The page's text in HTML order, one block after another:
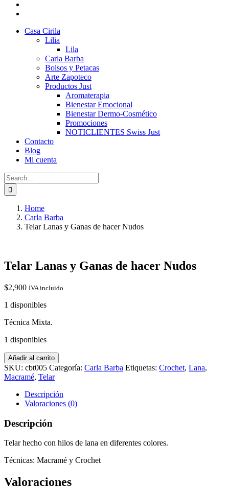
Casa Cirila
Lilia
Lila
Carla Barba
Bolsos y Petacas
Arte Zapoteco
Productos Just
Aromaterapia
Bienestar Emocional
Bienestar Dermo-Cosmético
Promociones
NOTICLIENTES Swiss Just
Contacto
Blog
Mi cuenta
Search
for:
Home
Carla Barba
Telar Lanas y Ganas de hacer Nudos
Telar Lanas y Ganas de hacer Nudos
$2,900 IVA incluido
1 disponibles
Técnica Mixta.
1 disponibles
Telar
Lanas
y
hacer
cantidad
Añadir al carrito
SKU: cbt005 Categoría: Carla Barba Etiquetas: Crochet, Lana,
Macramé, Telar
Descripción
Valoraciones (0)
Descripción
Telar hecho con hilos de lana en diferentes colores.
Técnicas: Macramé y Crochet
Valoraciones